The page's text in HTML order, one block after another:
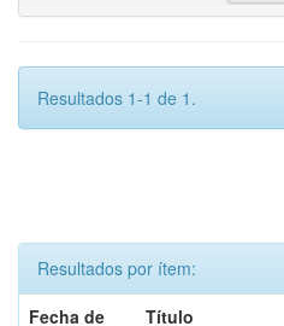
Resultados 1-1 de 1.
Resultados por ítem:
Fecha de
Título